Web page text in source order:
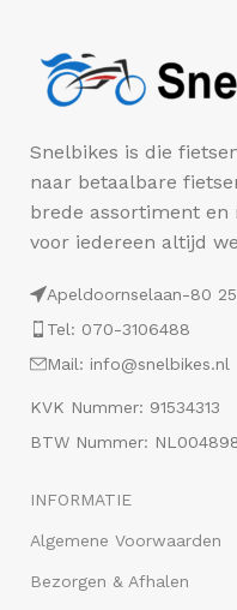
Snelbikes is die
naar betaalbare
brede assortiment
voor iedereen altijd
Apeldoornselaan-80
Tel: 070-3106488
Mail: info@snelbikes.nl
KVK Nummer: 91534313
BTW Nummer:
INFORMATIE
Algemene Voorwaarden
Bezorgen & Afhalen